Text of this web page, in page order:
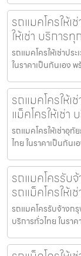
รถแมคโครให้เ
ให้เช่า บริการ
รถแมคโครให้เช่าปร
ในราคาเป็นกันเอง
รถแมคโครให้
แม็คโครให้เช่
รถแมคโครให้เช่าอุทั
ไทย ในราคาเป็นกั
รถแมคโครรับ
รถแม็คโครให้
รถแมคโครรับจ้างก
บริการทั่วไทย ในรา